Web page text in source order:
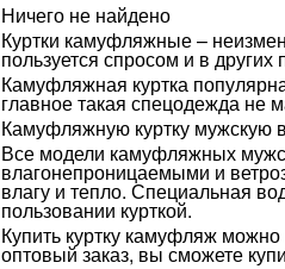
Ничего не найдено
Куртки камуфляжные –
пользуется спросом и в других
Камуфляжная куртка
главное такая спецодежда не
Камуфляжную куртку мужскую
Все модели камуфляжных
влагонепроницаемыми и
влагу и тепло. Специальная
пользовании курткой.
Купить куртку камуфляж
оптовый заказ, вы сможете